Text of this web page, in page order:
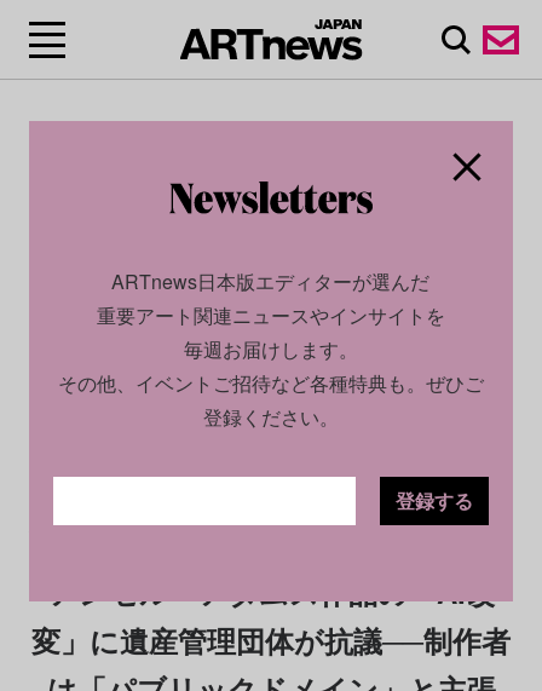
2026.05.27
アンセル・アダムス作品の「AI改
変」に遺産管理団体が抗議──制作者
ARTnews日本版エディターが選んだ
重要アート関連ニュースやインサイトを
毎週お届けします。
その他、イベントご招待など各種特典も。ぜひご
登録ください。
登録する